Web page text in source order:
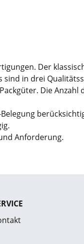
Der
sind in drei
Die Anzahl
Anforderung.